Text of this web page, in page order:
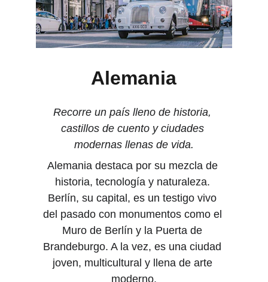
Alemania
Recorre un país lleno de historia,
castillos de cuento y ciudades
modernas llenas de vida.
Alemania destaca por su mezcla de
historia, tecnología y naturaleza.
Berlín, su capital, es un testigo vivo
del pasado con monumentos como el
Muro de Berlín y la Puerta de
Brandeburgo. A la vez, es una ciudad
joven, multicultural y llena de arte
moderno.